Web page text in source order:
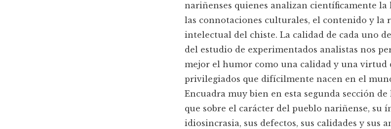
nariñenses quienes analizan científicamente la
las connotaciones culturales, el contenido y la
intelectual del chiste. La calidad de cada uno
del estudio de experimentados analistas nos
mejor el humor como una calidad y una virtud
privilegiados que difícilmente nacen en el
Encuadra muy bien en esta segunda sección
que sobre el carácter del pueblo nariñense, su
idiosincrasia, sus defectos, sus calidades y sus